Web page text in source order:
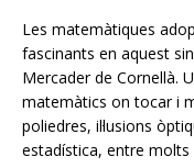
Les matemàtiques
fascinants en aquest
Mercader de Cornellà.
matemàtics on tocar i
poliedres, il·lusions
estadística, entre molts